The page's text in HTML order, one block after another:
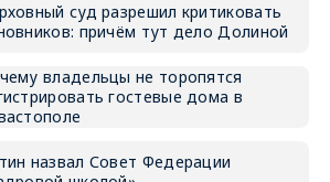
суд разрешил критиковать
причём тут дело Долиной
владельцы не торопятся
гостевые дома в
назвал Совет Федерации